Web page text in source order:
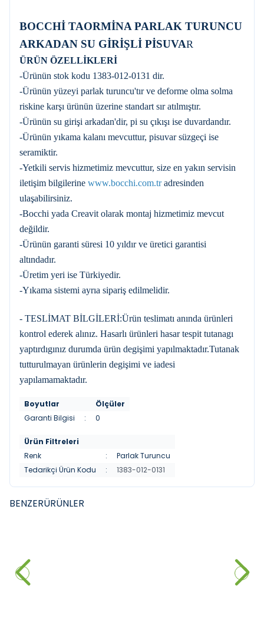
BOCCHİ TAORMİNA PARLAK TURUNCU
ARKADAN SU GİRİŞLİ PİSUVAR
ÜRÜN ÖZELLİKLERİ
-Ürünün stok kodu 1383-012-0131 dir.
-Ürünün yüzeyi parlak turuncu'tır ve deforme olma solma
riskine karşı ürünün üzerine standart sır atılmıştır.
-Ürünün su girişi arkadan'dir, pi su çıkışı ise duvardandır.
-Ürünün yıkama kalanı mevcuttur, pisuvar süzgeçi ise
seramiktir.
-Yetkili servis hizmetimiz mevcuttur, size en yakın servisin
iletişim bilgilerine www.bocchi.com.tradresinden
ulaşabilirsiniz.
-Bocchi yada Creavit olarak montaj hizmetimiz mevcut
değildir.
-Ürünün garanti süresi 10 yıldır ve üretici garantisi
altındadır.
-Üretim yeri ise Türkiyedir.
-Yıkama sistemi ayrıa sipariş edilmelidir.
- TESLİMAT BİLGİLERİ:Ürün teslimatı anında ürünleri
kontrol ederek alınız. Hasarlı ürünleri hasar tespit tutanagı
yaptırdıgınız durumda ürün degişimi yapılmaktadır.Tutanak
tutturulmayan ürünlerin degişimi ve iadesi
yapılamamaktadır.
Boyutlar
Ölçüler
Garanti Bilgisi
: 0
Ürün Filtreleri
Renk
:
Parlak Turuncu
Tedarikçi Ürün Kodu
: 1383-012-0131
BENZERÜRÜNLER
26.640,00